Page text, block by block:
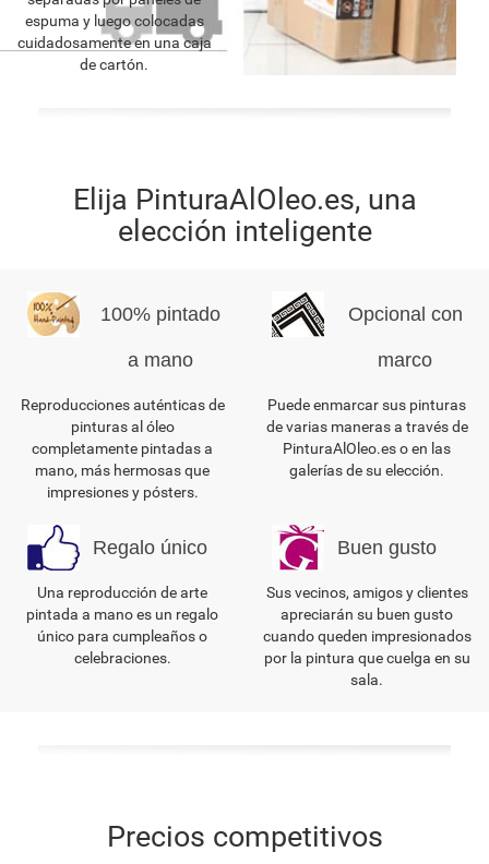
espuma y luego colocadas
cuidadosamente en una caja
de cartón.
Elija PinturaAlOleo.es, una
elección inteligente
100% pintado
a mano
Reproducciones auténticas de
pinturas al óleo
completamente pintadas a
mano, más hermosas que
impresiones y pósters.
Opcional con
marco
Puede enmarcar sus pinturas
de varias maneras a través de
PinturaAlOleo.es o en las
galerías de su elección.
Regalo único
Una reproducción de arte
pintada a mano es un regalo
único para cumpleaños o
celebraciones.
Buen gusto
Sus vecinos, amigos y clientes
apreciarán su buen gusto
cuando queden impresionados
por la pintura que cuelga en su
sala.
Precios competitivos